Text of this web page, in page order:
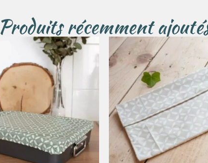
Produits récemment